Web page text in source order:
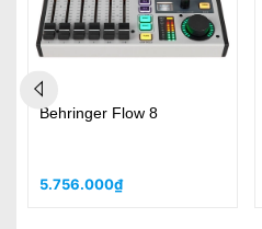
Behringer Flow 8
5.756.000₫